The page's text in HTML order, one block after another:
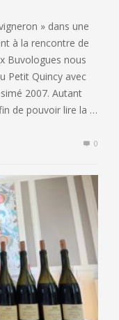
» dans une
à la rencontre de
Buvologues nous
Petit Quincy avec
2007. Autant
de pouvoir lire la …
0